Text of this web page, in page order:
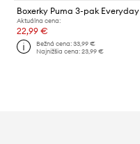
Boxerky Puma 3-pak Everyday
Aktuálna cena:
22,99 €
Bežná cena:33,99 €
Najnižšia cena:23,99 €